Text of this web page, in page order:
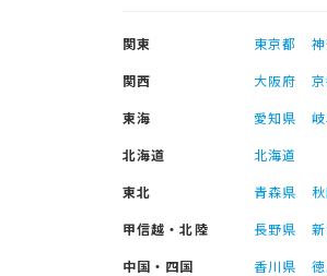
関東 東京都
関西
大阪府
東海
愛知県
北海道
北海道
東北
青森県
甲信越・北陸
長野県
中国・四国
香川県